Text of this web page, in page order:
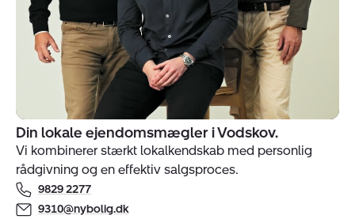
Indehavere
af
ejendomsmægler
Nybolig
Vodskov
Din lokale ejendomsmægler i Vodskov.
Vi kombinerer stærkt lokalkendskab med personlig
rådgivning og en effektiv salgsproces.
9829 2277
9310@nybolig.dk